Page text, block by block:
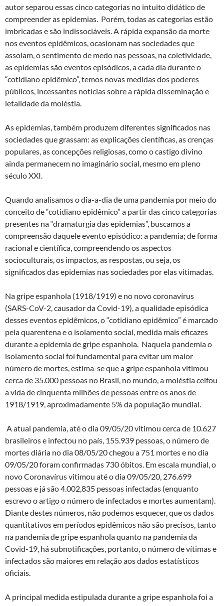
autor separou essas cinco categorias no intuito didático de
compreender as epidemias. Porém, todas as categorias estão
imbricadas e são indissociáveis. A rápida expansão da morte
nos eventos epidêmicos, ocasionam nas sociedades que
assolam, o sentimento de medo nas pessoas, na coletividade,
as epidemias são eventos episódicos, a cada dia durante o
“cotidiano epidêmico”, temos novas medidas dos poderes
públicos, incessantes notícias sobre a rápida disseminação e
letalidade da moléstia.
As epidemias, também produzem diferentes significados nas
sociedades que grassam: as explicações científicas, as crenças
populares, as concepções religiosas, como o castigo divino
ainda permanecem no imaginário social, mesmo em pleno
século XXI.
Quando analisamos o dia-a-dia de uma pandemia por meio do
conceito de “cotidiano epidêmico” a partir das cinco categorias
presentes na “dramaturgia das epidemias”, buscamos a
compreensão daquele evento episódico: a pandemia; de forma
racional e científica, compreendendo os aspectos
socioculturais, os impactos, as respostas, ou seja, os
significados das epidemias nas sociedades por elas vitimadas.
Na gripe espanhola (1918/1919) e no novo coronavírus
(SARS-CoV-2, causador da Covid-19), a qualidade episódica
desses eventos epidêmicos, o “cotidiano epidêmico” é marcado
pela quarentena e o isolamento social, medida mais eficazes
durante a epidemia de gripe espanhola. Naquela pandemia o
isolamento social foi fundamental para evitar um maior
número de mortes, estima-se que a gripe espanhola vitimou
cerca de 35.000 pessoas no Brasil, no mundo, a moléstia ceifou
a vida de cinquenta milhões de pessoas entre os anos de
1918/1919, aproximadamente 5% da população mundial.
A atual pandemia, até o dia 09/05/20 vitimou cerca de 10.627
brasileiros e infectou no país, 155.939 pessoas, o número de
mortes diária no dia 08/05/20 chegou a 751 mortes e no dia
09/05/20 foram confirmadas 730 óbitos. Em escala mundial, o
novo Coronavírus vitimou até o dia 09/05/20, 276.699
pessoas e já são 4.002,835 pessoas infectadas (enquanto
escrevo o artigo o número de infectados e mortes aumentam).
Diante destes números, não podemos esquecer, que os dados
quantitativos em períodos epidêmicos não são precisos, tanto
na pandemia de gripe espanhola quanto na pandemia da
Covid-19, há subnotificações, portanto, o número de vítimas e
infectados são maiores em relação aos dados estatísticos
oficiais.
A principal medida estipulada durante a gripe espanhola foi a